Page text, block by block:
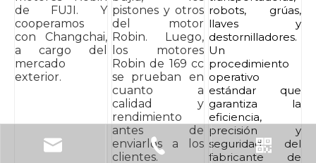
de FUJI. Y
cooperamos
con Changchai,
a cargo del
mercado
exterior.
pistones y otros
del motor
Robin. Luego,
los motores
Robin de 169 cc
se prueban en
cuanto a
calidad y
rendimiento
antes de
enviarlos a los
clientes.
robots, grúas,
llaves y
destornilladores.
Un
procedimiento
operativo
estándar que
garantiza la
eficiencia,
precisión y
seguridad del
fabricante de